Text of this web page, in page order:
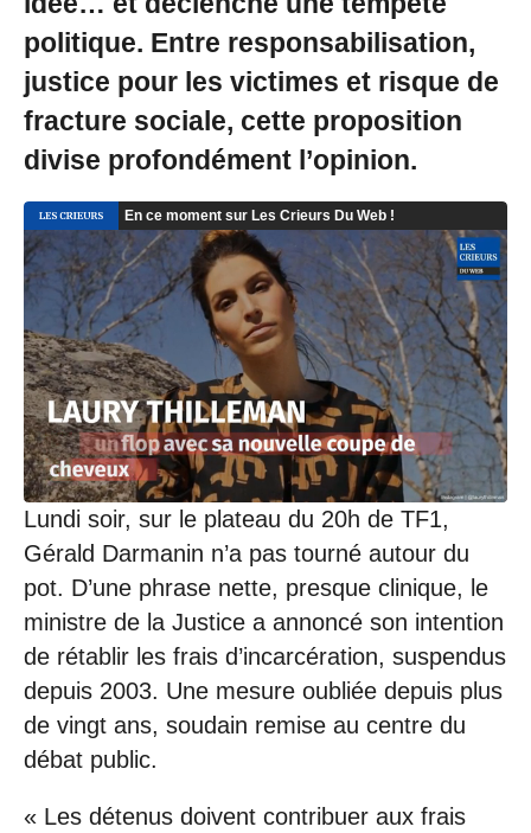
politique. Entre responsabilisation,
justice pour les victimes et risque de
fracture sociale, cette proposition
divise profondément l’opinion.
Lundi soir, sur le plateau du 20h de TF1,
Gérald Darmanin n’a pas tourné autour du
pot. D’une phrase nette, presque clinique, le
ministre de la Justice a annoncé son intention
de rétablir les frais d’incarcération, suspendus
depuis 2003. Une mesure oubliée depuis plus
de vingt ans, soudain remise au centre du
débat public.
« Les détenus doivent contribuer aux frais